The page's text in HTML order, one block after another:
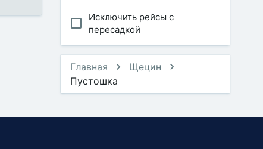
Исключить рейсы с
пересадкой
Главная
Щецин
Пустошка